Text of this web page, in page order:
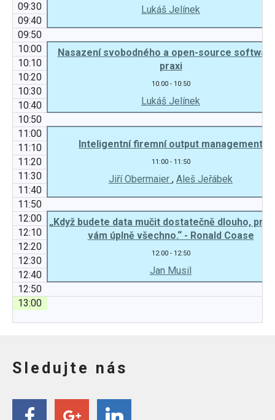
Lukáš Jelínek
09:30
09:40
09:50
10:00
Nasazení svobodného a open-source
praxi
10:00 - 10:50
Lukáš Jelínek
10:10
10:20
10:30
10:40
10:50
11:00
Inteligentní firemní output management
11:00 - 11:50
Jiří Obermaier , Aleš Jeřábek
11:10
11:20
11:30
11:40
11:50
12:00
„Když budete data mučit dostatečně dlouho,
vám úplně všechno.“ - Ronald Coase
12:00 - 12:50
Jan Musil
12:10
12:20
12:30
12:40
12:50
13:00
Sledujte nás